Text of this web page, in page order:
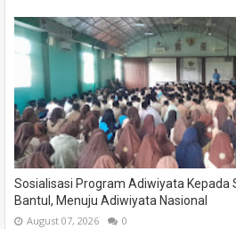
Sosialisasi Program Adiwiyata Kepada
Bantul, Menuju Adiwiyata Nasional
August 07, 2026 0